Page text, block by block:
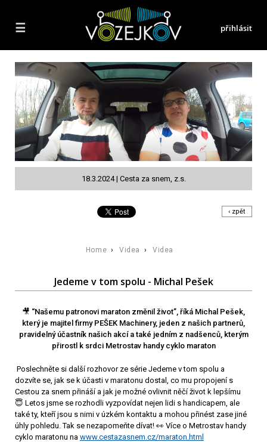
☰ přihlásit
18.3.2024 | Cesta za snem, z.s.
‹ zpět
Home ›Videa › Videa
Jedeme v tom spolu - Michal Pešek
🎥 “Našemu patronovi maraton změnil život”, říká Michal Pešek,
který je majitel firmy PEŠEK Machinery, jeden z našich partnerů,
pravidelný účastník našich akcí a také jedním z nadšenců, kterým
přirostl k srdci Metrostav handy cyklo maraton
Poslechněte si další rozhovor ze série Jedeme v tom spolu a
dozvíte se, jak se k účasti v maratonu dostal, co mu propojení s
Cestou za snem přináší a jak je možné ovlivnit něčí život k lepšímu
😇 Letos jsme se rozhodli vyzpovídat nejen lidi s handicapem, ale
také ty, kteří jsou s nimi v úzkém kontaktu a mohou přinést zase jiné
úhly pohledu. Tak se nezapomeňte dívat! 👀 Více o Metrostav handy
cyklo maratonu na www.cestazasnem.cz/maraton.html